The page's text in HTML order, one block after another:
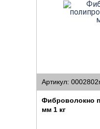
Артикул:
Фиброволокно
мм 1 кг